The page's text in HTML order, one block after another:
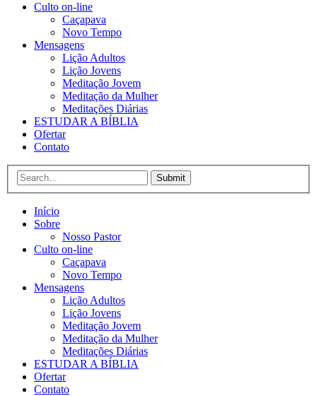
Culto on-line
Caçapava
Novo Tempo
Mensagens
Lição Adultos
Lição Jovens
Meditação Jovem
Meditação da Mulher
Meditações Diárias
ESTUDAR A BÍBLIA
Ofertar
Contato
Submit
Início
Sobre
Nosso Pastor
Culto on-line
Caçapava
Novo Tempo
Mensagens
Lição Adultos
Lição Jovens
Meditação Jovem
Meditação da Mulher
Meditações Diárias
ESTUDAR A BÍBLIA
Ofertar
Contato